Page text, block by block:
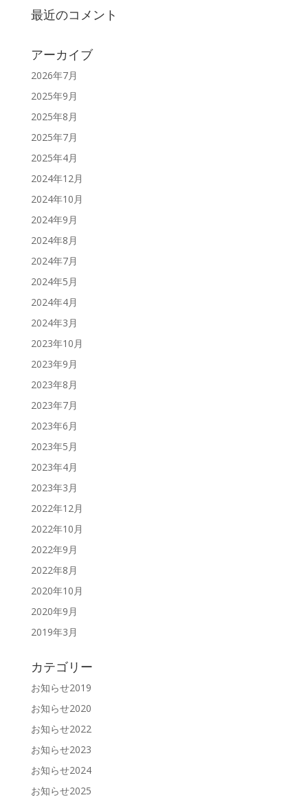
最近のコメント
アーカイブ
2026年7月
2025年9月
2025年8月
2025年7月
2025年4月
2024年12月
2024年10月
2024年9月
2024年8月
2024年7月
2024年5月
2024年4月
2024年3月
2023年10月
2023年9月
2023年8月
2023年7月
2023年6月
2023年5月
2023年4月
2023年3月
2022年12月
2022年10月
2022年9月
2022年8月
2020年10月
2020年9月
2019年3月
カテゴリー
お知らせ2019
お知らせ2020
お知らせ2022
お知らせ2023
お知らせ2024
お知らせ2025